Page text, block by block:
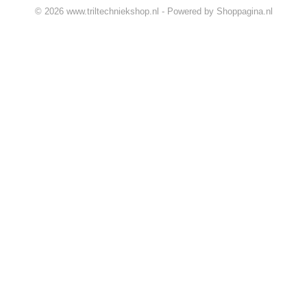
© 2026 www.triltechniekshop.nl - Powered by Shoppagina.nl